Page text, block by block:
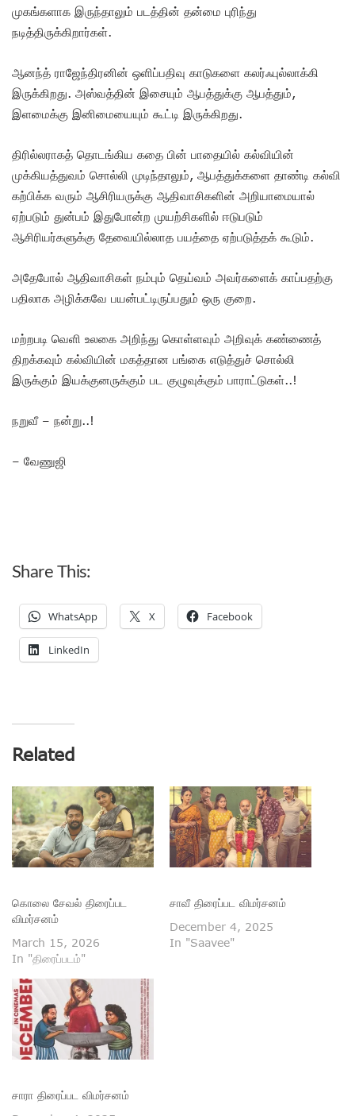
முகங்களாக இருந்தாலும் படத்தின் தன்மை புரிந்து
நடித்திருக்கிறார்கள்.
ஆனந்த் ராஜேந்திரனின் ஒளிப்பதிவு காடுகளை கலர்ஃபுல்லாக்கி
இருக்கிறது. அஸ்வத்தின் இசையும் ஆபத்துக்கு ஆபத்தும்,
இளமைக்கு இனிமையையும் கூட்டி இருக்கிறது.
திரில்லராகத் தொடங்கிய கதை பின் பாதையில் கல்வியின்
முக்கியத்துவம் சொல்லி முடிந்தாலும், ஆபத்துக்களை தாண்டி கல்வி
கற்பிக்க வரும் ஆசிரியருக்கு ஆதிவாசிகளின் அறியாமையால்
ஏற்படும் துன்பம் இதுபோன்ற முயற்சிகளில் ஈடுபடும்
ஆசிரியர்களுக்கு தேவையில்லாத பயத்தை ஏற்படுத்தக் கூடும்.
அதேபோல் ஆதிவாசிகள் நம்பும் தெய்வம் அவர்களைக் காப்பதற்கு
பதிலாக அழிக்கவே பயன்பட்டிருப்பதும் ஒரு குறை.
மற்றபடி வெளி உலகை அறிந்து கொள்ளவும் அறிவுக் கண்ணைத்
திறக்கவும் கல்வியின் மகத்தான பங்கை எடுத்துச் சொல்லி
இருக்கும் இயக்குனருக்கும் பட குழுவுக்கும் பாராட்டுகள்..!
நறுவீ – நன்று..!
– வேணுஜி
Share This:
WhatsApp X Facebook
LinkedIn
Related
கொலை சேவல் திரைப்பட
விமர்சனம்
March 15, 2026
In "திரைப்படம்"
சாவீ திரைப்பட விமர்சனம்
December 4, 2025
In "Saavee"
சாரா திரைப்பட விமர்சனம்